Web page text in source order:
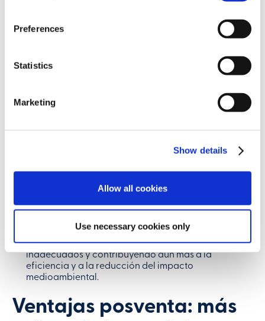
Preferences
Statistics
Marketing
Show details
Allow all cookies
Use necessary cookies only
cumplimiento de la normativa europea de seguridad
Adaptabilidad a las materias primas:
las máquinas
más avanzadas pueden procesar una amplia gama
primas tropicales, manteniendo un rendimiento y
una calidad constantes.
Calidad y sostenibilidad del producto:el uso de
inactivación enzimática ultrarrápida permite
útil, sino también la sostenibilidad general de la
caso del extractor Giubileo, añadimos la tecnología
sin caucho, 100 % alimentaria y sostenible, gracias a
un innovador sistema de deshuesado que garantiza
la pureza del producto, eliminando los materiales
inadecuados y contribuyendo aún más a la
eficiencia y a la reducción del impacto
medioambiental.
Ventajas posventa: más